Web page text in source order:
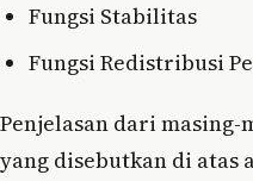
Fungsi Stabilitas
Fungsi Redistribusi
Penjelasan dari
yang disebutkan di atas